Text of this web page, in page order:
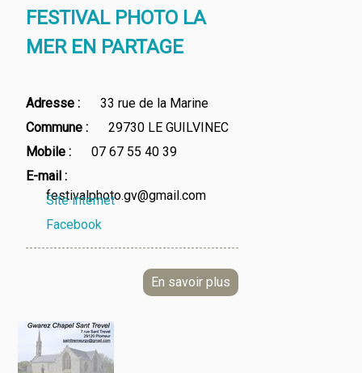
FESTIVAL PHOTO LA
MER EN PARTAGE
Adresse
33 rue de la Marine
Commune
29730 LE GUILVINEC
Mobile
07 67 55 40 39
E-mail
festivalphoto.gv@gmail.com
Site internet
Facebook